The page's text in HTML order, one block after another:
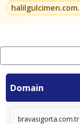
Domain
bravasigorta.com.tr